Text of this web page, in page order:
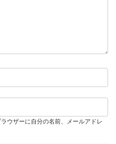
ウザーに自分の名前、メールアドレ